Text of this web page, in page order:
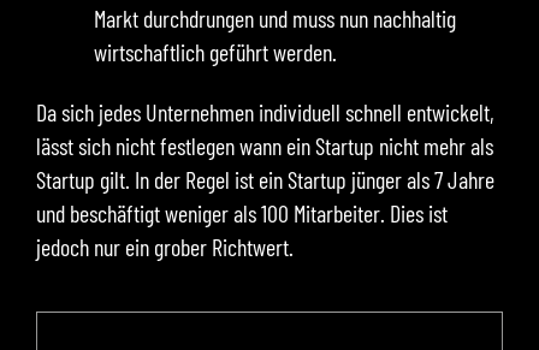
Markt durchdrungen und muss nun nachhaltig
wirtschaftlich geführt werden.
Da sich jedes Unternehmen individuell schnell entwickelt,
lässt sich nicht festlegen wann ein Startup nicht mehr als
Startup gilt. In der Regel ist ein Startup jünger als 7 Jahre
und beschäftigt weniger als 100 Mitarbeiter. Dies ist
jedoch nur ein grober Richtwert.